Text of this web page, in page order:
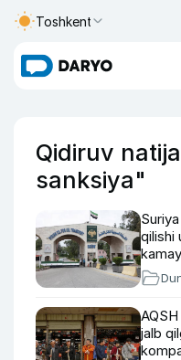
Toshkent
Qidiruv
sanksiya"
qilishi
jalb